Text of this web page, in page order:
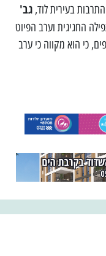
בעירית לוד, גב'
החגיגית וערב הפיוט
כי הוא מקווה כי ערב